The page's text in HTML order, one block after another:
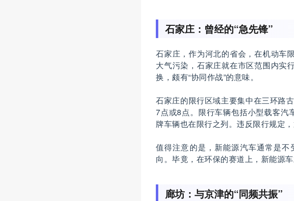
石家庄：曾经的“急先锋”
石家庄，作为河北的省会，在机动车
大气污染，石家庄就在市区范围内实
换，颇有“协同作战”的意味。
石家庄的限行区域主要集中在三环路
7点或8点。限行车辆包括小型载客汽
牌车辆也在限行之列。违反限行规定
值得注意的是，新能源汽车通常是
向。毕竟，在环保的赛道上，新能源车
廊坊：与京津的“同频共振”